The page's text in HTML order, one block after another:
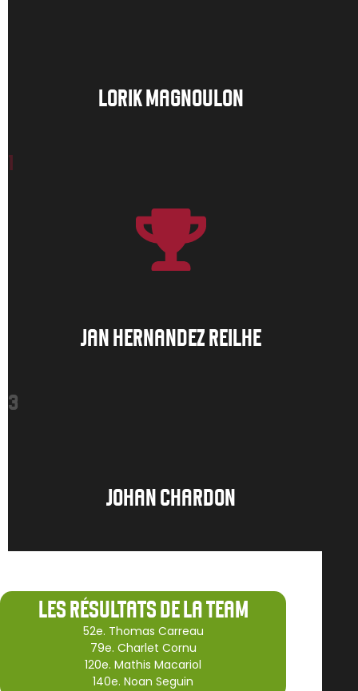
LORIK MAGNOULON
1
JAN HERNANDEZ REILHE
3
JOHAN CHARDON
LES RÉSULTATS DE LA TEAM
52e. Thomas Carreau
79e. Charlet Cornu
120e. Mathis Macariol
140e. Noan Seguin